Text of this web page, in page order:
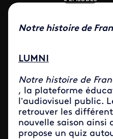
Notre histoire de
LUMNI
Notre histoire de
, la plateforme
l’audiovisuel public.
retrouver les
nouvelle saison ainsi
propose un quiz